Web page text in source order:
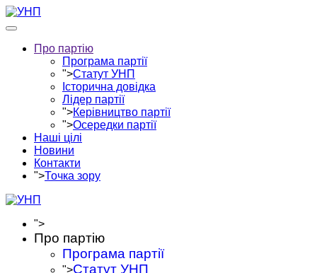
Про партію
Програма партії
">Статут УНП
Історична довідка
Лідер партії
">Керівництво партії
">Осередки партії
Наші цілі
Новини
Контакти
">Точка зору
">
Про партію
Програма партії
">Статут УНП